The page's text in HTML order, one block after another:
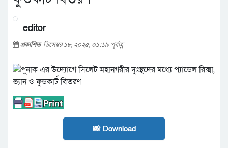
editor
প্রকাশিত ডিসেম্বর ১৮, ২০২৫, ০১:১৯ পূর্বাহ্ণ
📸 Download